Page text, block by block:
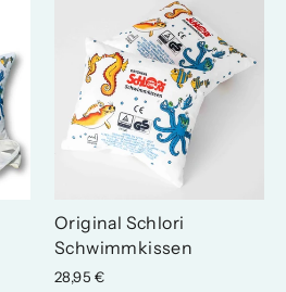
Original Schlori
Schwimmkissen
28,95 €